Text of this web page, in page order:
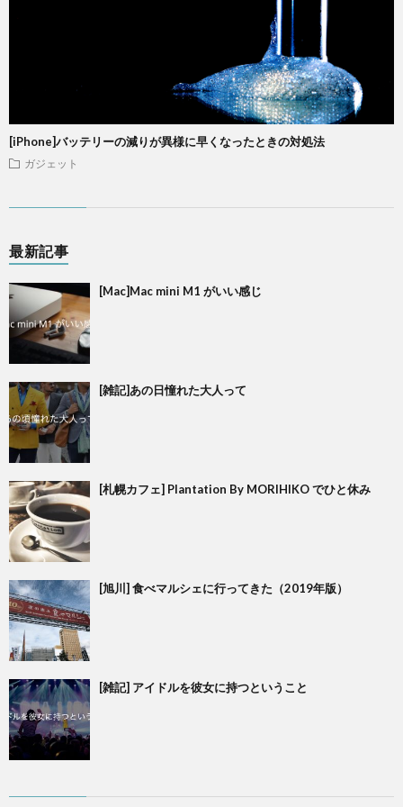
[iPhone]バッテリーの減りが異様に早くなったときの対処法
ガジェット
最新記事
[Mac]Mac mini M1 がいい感じ
[雑記]あの日憧れた大人って
[札幌カフェ] Plantation By MORIHIKO でひと休み
[旭川] 食べマルシェに行ってきた（2019年版）
[雑記] アイドルを彼女に持つということ